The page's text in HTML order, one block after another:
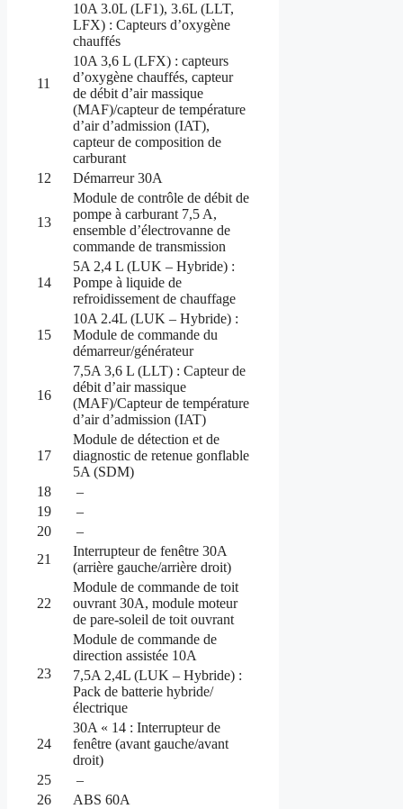
11
10A 3.0L (LF1), 3.6L (LLT,
LFX) : Capteurs d’oxygène
chauffés
10A 3,6 L (LFX) : capteurs
d’oxygène chauffés, capteur
de débit d’air massique
(MAF)/capteur de température
d’air d’admission (IAT),
capteur de composition de
carburant
12
Démarreur 30A
13
Module de contrôle de débit de
pompe à carburant 7,5 A,
ensemble d’électrovanne de
commande de transmission
14
5A 2,4 L (LUK – Hybride) :
Pompe à liquide de
refroidissement de chauffage
15
10A 2.4L (LUK – Hybride) :
Module de commande du
démarreur/générateur
16
7,5A 3,6 L (LLT) : Capteur de
débit d’air massique
(MAF)/Capteur de température
d’air d’admission (IAT)
17
Module de détection et de
diagnostic de retenue gonflable
5A (SDM)
18
–
19
–
20
–
21
Interrupteur de fenêtre 30A
(arrière gauche/arrière droit)
22
Module de commande de toit
ouvrant 30A, module moteur
de pare-soleil de toit ouvrant
23
Module de commande de
direction assistée 10A
7,5A 2,4L (LUK – Hybride) :
Pack de batterie hybride/
électrique
24
30A « 14 : Interrupteur de
fenêtre (avant gauche/avant
droit)
25
–
26
ABS 60A